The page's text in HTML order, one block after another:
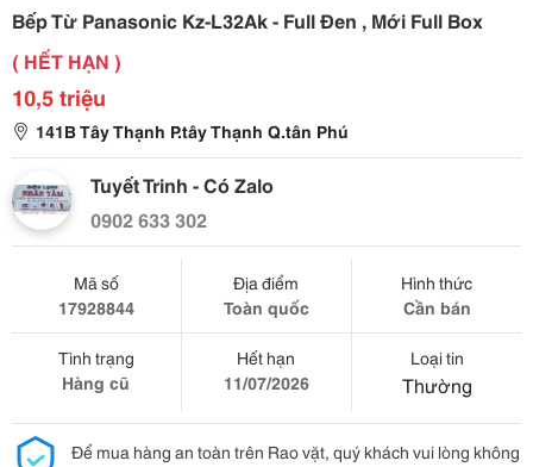
Bếp Từ Panasonic Kz-L32Ak - Full Đen , Mới Full Box
( HẾT HẠN )
10,5 triệu
141B Tây Thạnh P.tây Thạnh Q.tân Phú
Tuyết Trinh - Có Zalo
0902 633 302
Mã số
17928844
Địa điểm
Toàn quốc
Hình thức
Cần bán
Tình trạng
Hàng cũ
Hết hạn
11/07/2026
Loại tin
Thường
Để mua hàng an toàn trên Rao vặt, quý khách vui lòng không